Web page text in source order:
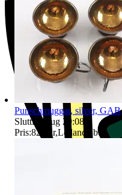
Punschmuggar, silver,
Sluttid
9 aug 20:08
Pris:825 kr,Ledande bud.